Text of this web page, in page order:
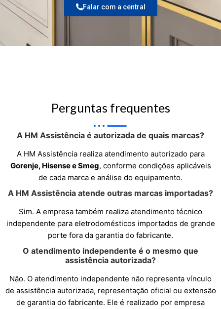
Falar com a central
Perguntas frequentes
A HM Assistência é autorizada de quais marcas?
A HM Assistência realiza atendimento autorizado para
Gorenje, Hisense e Smeg, conforme condições aplicáveis
de cada marca e análise do equipamento.
A HM Assistência atende outras marcas importadas?
Sim. A empresa também realiza atendimento técnico
independente para eletrodomésticos importados de grande
porte fora da garantia do fabricante.
O atendimento independente é o mesmo que
assistência autorizada?
Não. O atendimento independente não representa vínculo
de assistência autorizada, representação oficial ou extensão
de garantia do fabricante. Ele é realizado por empresa